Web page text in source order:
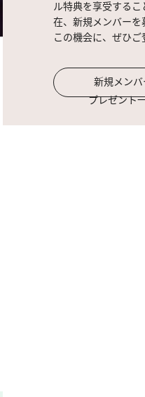
ル特典を享受する
在、新規メンバーを
この機会に、ぜひご
新規メン
プレゼント